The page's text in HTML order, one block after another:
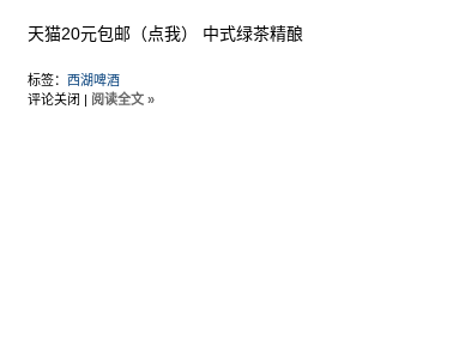
天猫20元包邮（点我） 中式绿茶精酿
标签： 西湖啤酒
评论关闭 | 阅读全文 »